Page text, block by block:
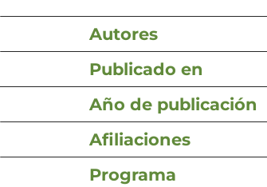
Autores
Publicado en
Año de publicación
Afiliaciones
Programa